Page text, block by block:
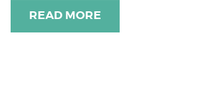
READ MORE